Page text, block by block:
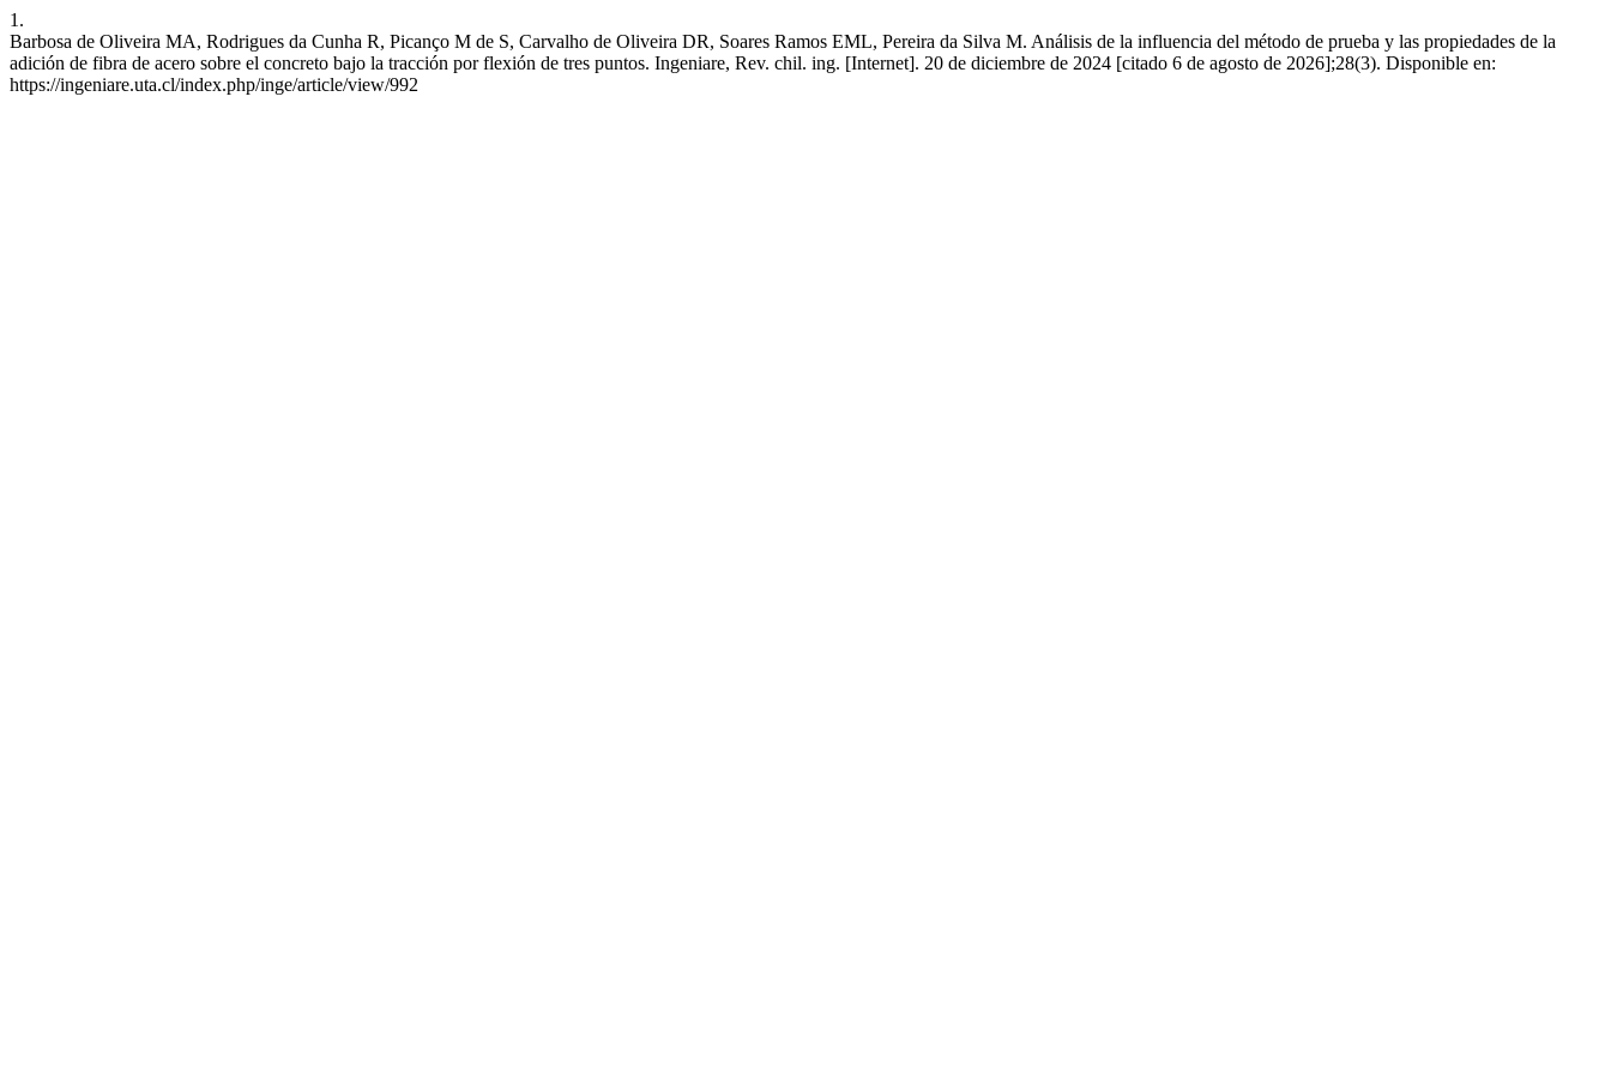
1.
Barbosa de Oliveira MA, Rodrigues da Cunha R, Picanço M de S, Carvalho de Oliveira DR, Soares Ramos EML, Pereira da Silva M. Análisis de la influencia del método de prueba y las propiedades de la
adición de fibra de acero sobre el concreto bajo la tracción por flexión de tres puntos. Ingeniare, Rev. chil. ing. [Internet]. 20 de diciembre de 2024 [citado 6 de agosto de 2026];28(3). Disponible en:
https://ingeniare.uta.cl/index.php/inge/article/view/992